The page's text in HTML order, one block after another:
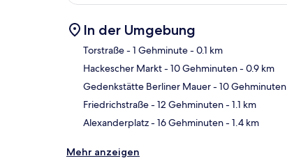
In der Umgebung
Torstraße- 1 Gehminute- 0.1 km
Hackescher Markt- 10 Gehminuten- 0.9 km
Gedenkstätte Berliner Mauer- 10 Gehminuten
Friedrichstraße- 12 Gehminuten- 1.1 km
Alexanderplatz- 16 Gehminuten- 1.4 km
Mehr anzeigen